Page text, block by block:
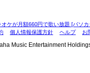
オケが月額660円で歌い放題 [パソ
個人情報保護方針 ヘルプ お
Music Entertainment